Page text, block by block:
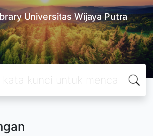
Universitas Wijaya Putra